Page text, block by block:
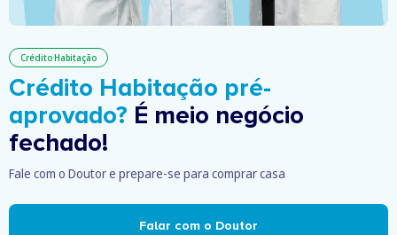
Crédito Habitação
Crédito Habitação pré-
aprovado? É meio negócio
fechado!
Fale com o Doutor e prepare-se para comprar casa
Falar com o Doutor